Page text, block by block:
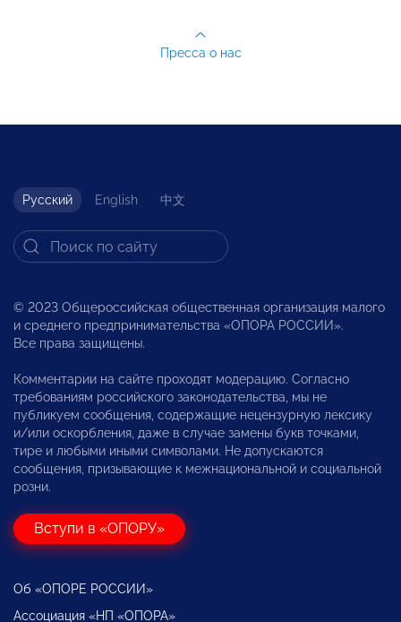
Пресса о нас
Русский English 中文
© 2023 Общероссийская общественная организация малого
и среднего предпринимательства «ОПОРА РОССИИ».
Все права защищены.
Комментарии на сайте проходят модерацию. Согласно
требованиям российского законодательства, мы не
публикуем сообщения, содержащие нецензурную лексику
и/или оскорбления, даже в случае замены букв точками,
тире и любыми иными символами. Не допускаются
сообщения, призывающие к межнациональной и социальной
розни.
Вступи в «ОПОРУ»
Об «ОПОРЕ РОССИИ»
Ассоциация «НП «ОПОРА»